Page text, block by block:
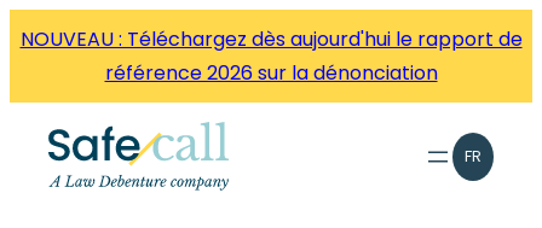
directement
contenu
NOUVEAU : Téléchargez dès aujourd'hui le rapport de
référence 2026 sur la dénonciation
FR